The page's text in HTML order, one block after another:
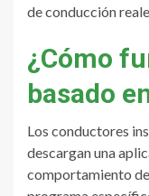
de conducción
¿Cómo
basado
Los conductores
descargan una
comportamiento